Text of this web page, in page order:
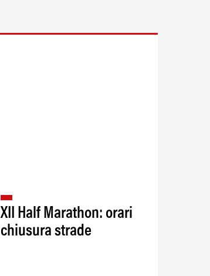
XII Half Marathon: orari
chiusura strade